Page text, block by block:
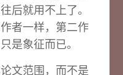
后就用不上了。
者一样，第二作
是象征而已。
文范围，而不是